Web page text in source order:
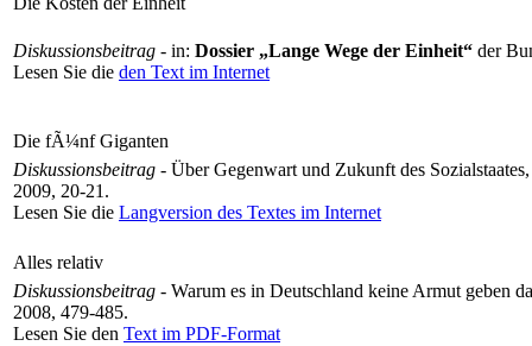
Diskussionsbeitrag - in: Dossier „Lange Wege der Einheit“ der
Lesen Sie die den Text im Internet
Die fÃ¼nf Giganten
Diskussionsbeitrag - Über Gegenwart und Zukunft des
2009, 20-21.
Lesen Sie die Langversion des Textes im Internet
Alles relativ
Diskussionsbeitrag - Warum es in Deutschland keine Armut geben
2008, 479-485.
Lesen Sie den Text im PDF-Format